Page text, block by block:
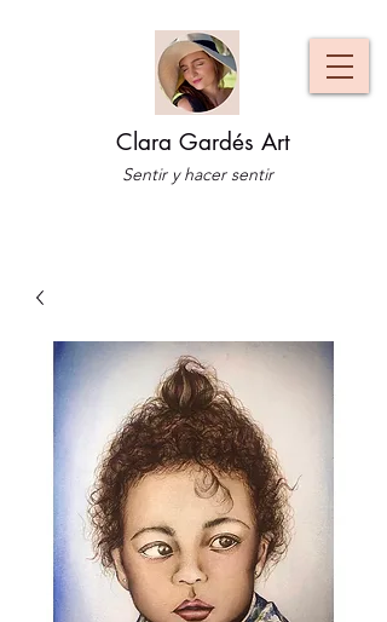
Clara Gardés Art
Sentir y hacer sentir